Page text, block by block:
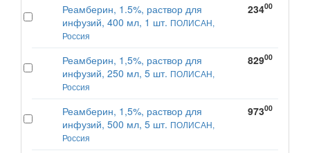
Реамберин, 1.5%, раствор для
инфузий, 400 мл, 1 шт. ПОЛИСАН,
Россия
23400
Реамберин, 1,5%, раствор для
инфузий, 250 мл, 5 шт. ПОЛИСАН,
Россия
82900
Реамберин, 1,5%, раствор для
инфузий, 500 мл, 5 шт. ПОЛИСАН,
Россия
97300